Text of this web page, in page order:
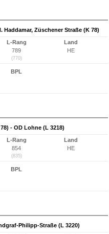
Haddamar, Züschener Straße (K 78)
L-Rang
789
(770)
Land
HE
BPL
- OD Lohne (L 3218)
L-Rang
854
(835)
Land
HE
BPL
Philipp-Straße (L 3220)